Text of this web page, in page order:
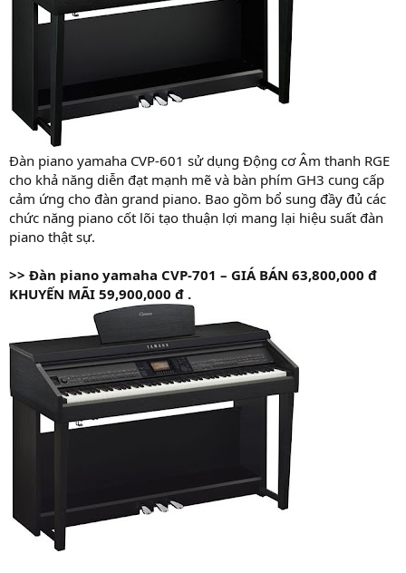
Đàn piano yamaha CVP-601 sử dụng Động cơ Âm thanh RGE
cho khả năng diễn đạt mạnh mẽ và bàn phím GH3 cung cấp
cảm ứng cho đàn grand piano. Bao gồm bổ sung đầy đủ các
chức năng piano cốt lõi tạo thuận lợi mang lại hiệu suất đàn
piano thật sự.
>> Đàn piano yamaha CVP-701 – GIÁ BÁN 63,800,000 đ
KHUYẾN MÃI 59,900,000 đ .